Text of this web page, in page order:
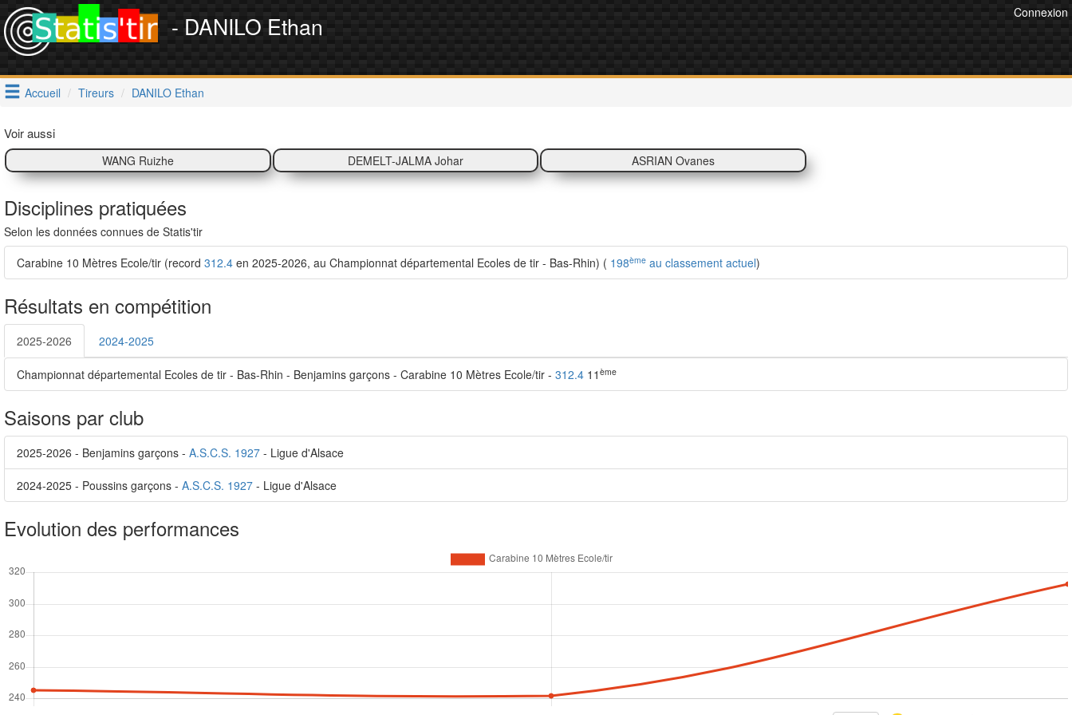
Connexion
- DANILO Ethan
Accueil Tireurs DANILO Ethan
Voir aussi
WANG Ruizhe DEMELT-JALMA Johar ASRIAN Ovanes
Disciplines pratiquées
Selon les données connues de Statis'tir
Carabine 10 Mètres Ecole/tir (record 312.4 en 2025-2026, au Championnat départemental Ecoles de tir - Bas-Rhin) ( 198ème au classement actuel)
Résultats en compétition
2025-2026 2024-2025
Championnat départemental Ecoles de tir - Bas-Rhin - Benjamins garçons - Carabine 10 Mètres Ecole/tir - 312.4 11 ème
Saisons par club
2025-2026 - Benjamins garçons - A.S.C.S. 1927 - Ligue d'Alsace
2024-2025 - Poussins garçons - A.S.C.S. 1927 - Ligue d'Alsace
Evolution des performances